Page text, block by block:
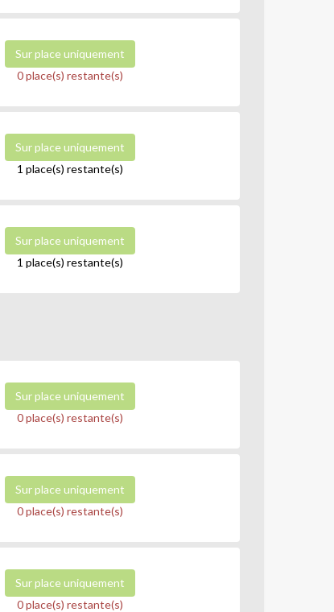
Sur place uniquement
0 place(s) restante(s)
Sur place uniquement
1 place(s) restante(s)
Sur place uniquement
1 place(s) restante(s)
Sur place uniquement
0 place(s) restante(s)
Sur place uniquement
0 place(s) restante(s)
Sur place uniquement
0 place(s) restante(s)